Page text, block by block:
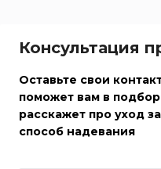
Консультация
Оставьте свои
поможет вам в
расскажет про уход
способ надевания